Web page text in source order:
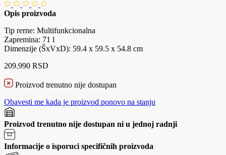
Opis proizvoda
Tip rerne: Multifunkcionalna
Zapremina: 71 l
Dimenzije (ŠxVxD): 59.4 x 59.5 x 54.8 cm
209.990 RSD
Proizvod trenutno nije dostupan
Obavesti me kada je proizvod ponovo na stanju
Proizvod trenutno nije dostupan ni u jednoj radnji
Informacije o isporuci specifičnih proizvoda